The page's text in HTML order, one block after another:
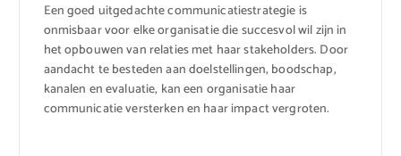
Een goed uitgedachte communicatiestrategie is
onmisbaar voor elke organisatie die succesvol wil zijn in
het opbouwen van relaties met haar stakeholders. Door
aandacht te besteden aan doelstellingen, boodschap,
kanalen en evaluatie, kan een organisatie haar
communicatie versterken en haar impact vergroten.